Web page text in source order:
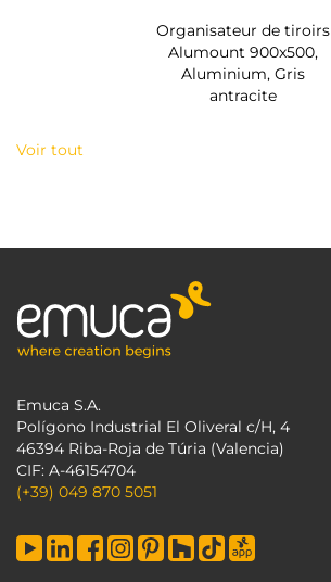
Organisateur de tiroirs
Alumount 900x500,
Aluminium, Gris
antracite
Voir tout
Emuca S.A.
Polígono Industrial El Oliveral c/H, 4
46394 Riba-Roja de Túria (Valencia)
CIF: A-46154704
(+39) 049 870 5051